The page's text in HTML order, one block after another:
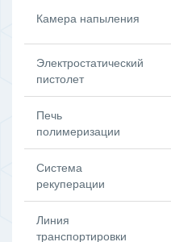
Камера напыления
Электростатический
пистолет
Печь
полимеризации
Система
рекуперации
Линия
транспортировки